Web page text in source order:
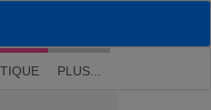
| ? Visite guidée
PLUS...